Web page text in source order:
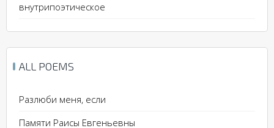
внутрипоэтическое
ALL POEMS
Разлюби меня, если
Памяти Раисы Евгеньевны